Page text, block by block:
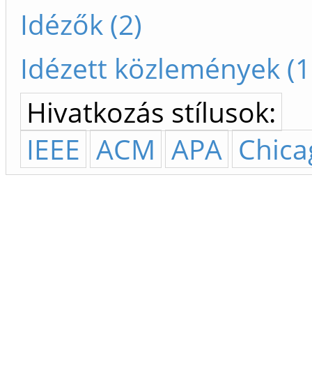
Idézők (2)
Idézett közlemények
Hivatkozás stílusok:
IEEE ACM APA